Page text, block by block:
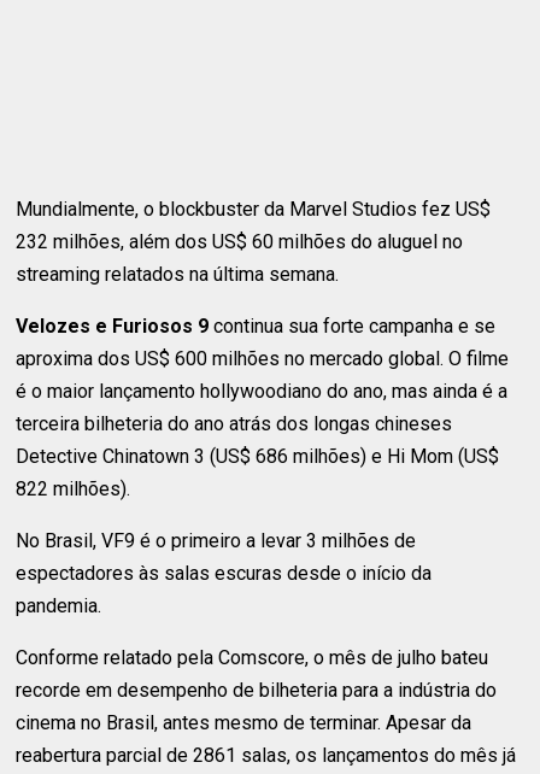
Mundialmente, o blockbuster da Marvel Studios fez US$
232 milhões, além dos US$ 60 milhões do aluguel no
streaming relatados na última semana.
Velozes e Furiosos 9 continua sua forte campanha e se
aproxima dos US$ 600 milhões no mercado global. O filme
é o maior lançamento hollywoodiano do ano, mas ainda é a
terceira bilheteria do ano atrás dos longas chineses
Detective Chinatown 3 (US$ 686 milhões) e Hi Mom (US$
822 milhões).
No Brasil, VF9 é o primeiro a levar 3 milhões de
espectadores às salas escuras desde o início da
pandemia.
Conforme relatado pela Comscore, o mês de julho bateu
recorde em desempenho de bilheteria para a indústria do
cinema no Brasil, antes mesmo de terminar. Apesar da
reabertura parcial de 2861 salas, os lançamentos do mês já